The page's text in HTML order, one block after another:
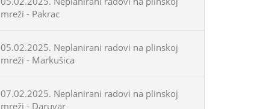
mreži - Pakrac
05.02.2025. Neplanirani radovi na plinskoj
mreži - Markušica
07.02.2025. Neplanirani radovi na plinskoj
mreži - Daruvar